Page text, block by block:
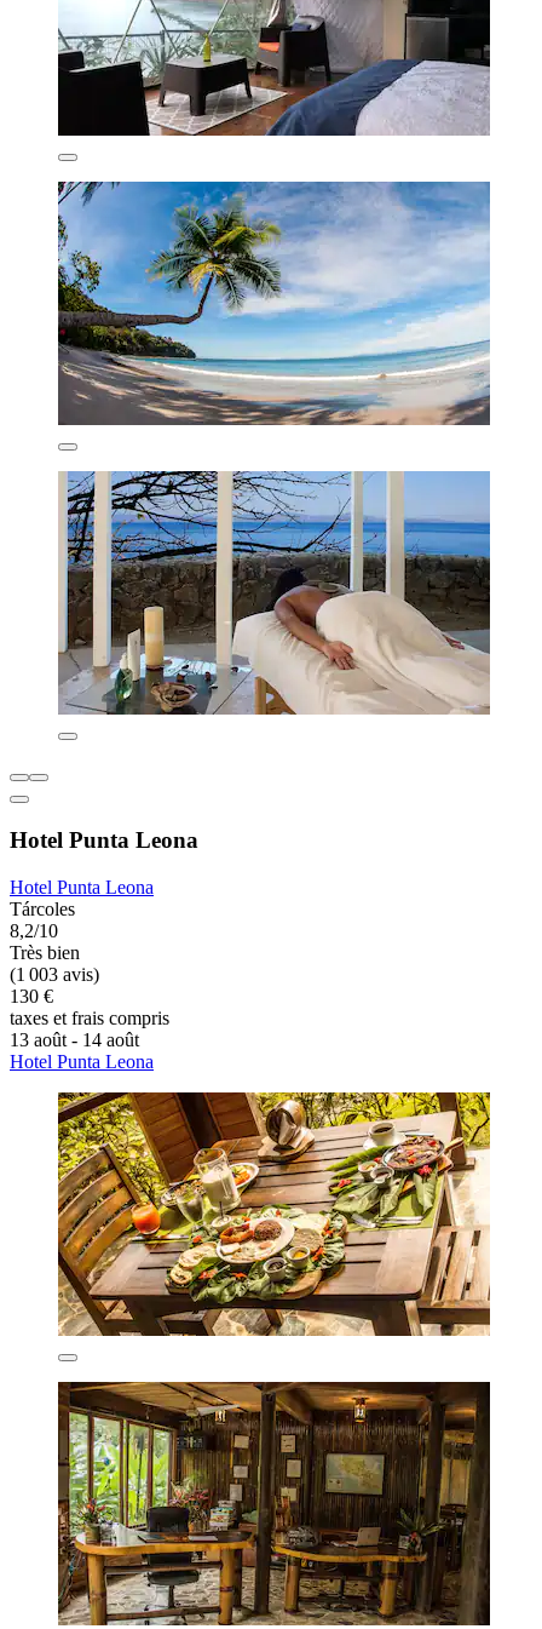
Hotel Punta Leona
Hotel Punta Leona
Tárcoles
8,2/10
Très bien
(1 003 avis)
130 €
taxes et frais compris
13 août - 14 août
Hotel Punta Leona